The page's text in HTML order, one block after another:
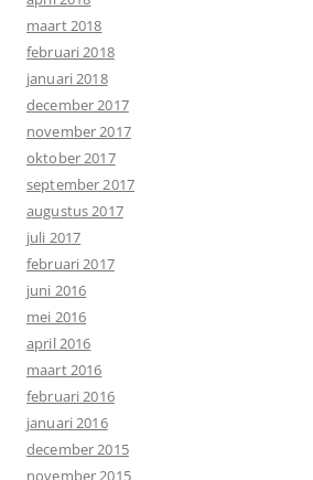
maart 2018
februari 2018
januari 2018
december 2017
november 2017
oktober 2017
september 2017
augustus 2017
juli 2017
februari 2017
juni 2016
mei 2016
april 2016
maart 2016
februari 2016
januari 2016
december 2015
november 2015